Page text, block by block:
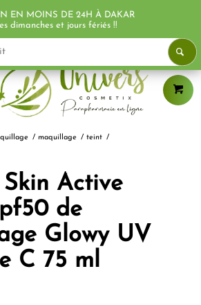
/ maquillage / teint /
Active
de
Glowy UV
C 75 ml
EN MOINS DE 24H À DAKAR
dimanches et jours fériés !!